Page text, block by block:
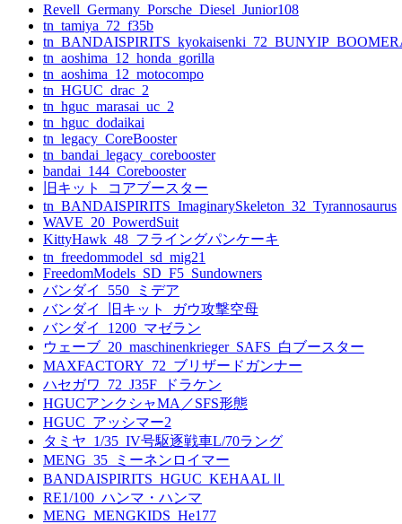
Revell_Germany_Porsche_Diesel_Junior108
tn_tamiya_72_f35b
tn_aoshima_12_honda_gorilla
tn_aoshima_12_motocompo
tn_HGUC_drac_2
tn_hguc_marasai_uc_2
tn_hguc_dodaikai
tn_legacy_CoreBooster
tn_bandai_legacy_corebooster
bandai_144_Corebooster
旧キット_コアブースター
tn_BANDAISPIRITS_ImaginarySkeleton_32_Tyrannosaurus
WAVE_20_PowerdSuit
KittyHawk_48_フライングパンケーキ
tn_freedommodel_sd_mig21
FreedomModels_SD_F5_Sundowners
バンダイ_550_ミデア
バンダイ_旧キット_ガウ攻撃空母
バンダイ_1200_マゼラン
ウェーブ_20_maschinenkrieger_SAFS_白ブースター
MAXFACTORY_72_ブリザードガンナー
ハセガワ_72_J35F_ドラケン
HGUCアンクシャMA／SFS形態
HGUC_アッシマー2
タミヤ_1/35_IV号駆逐戦車L/70ラング
MENG_35_ミーネンロイマー
BANDAISPIRITS_HGUC_KEHAALⅡ
RE1/100_ハンマ・ハンマ
MENG_MENGKIDS_He177